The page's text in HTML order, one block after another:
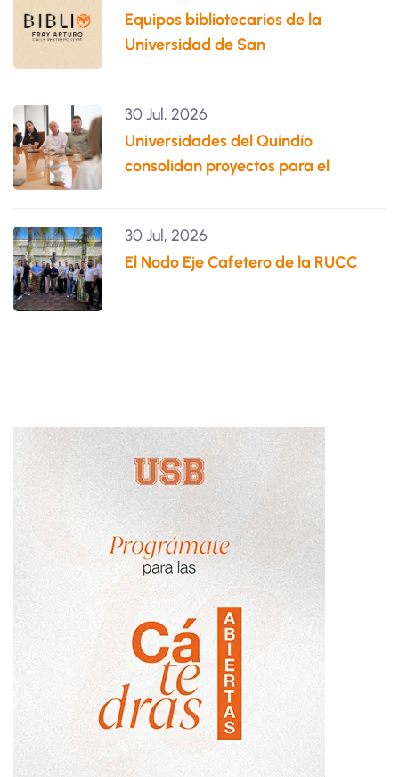
Equipos bibliotecarios de la
Universidad de San
30 Jul, 2026
Universidades del Quindío
consolidan proyectos para el
30 Jul, 2026
El Nodo Eje Cafetero de la RUCC